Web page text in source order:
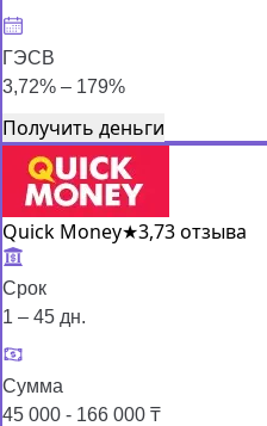
ГЭСВ
3,72% – 179%
Получить деньги
Quick Money★3,73 отзыва
Срок
1 – 45 дн.
Сумма
45 000 - 166 000 ₸